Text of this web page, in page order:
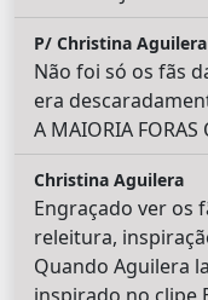
P/ Christina Aguilera
Não foi só os fãs
era
A MAIORIA
Christina Aguilera
Engraçado ver os
releitura,
Quando Aguilera